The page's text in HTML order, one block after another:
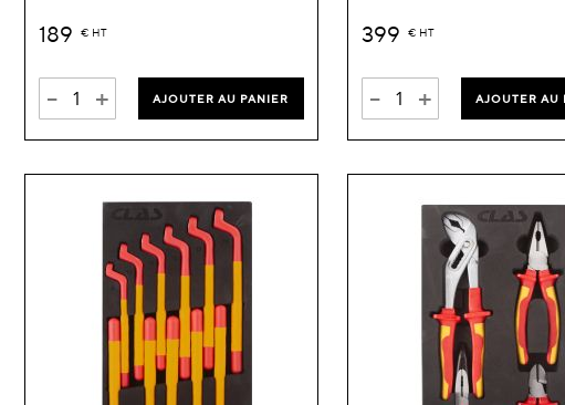
189 € HT
- + AJOUTER AU PANIER
399 € HT
- + AJOUTER AU